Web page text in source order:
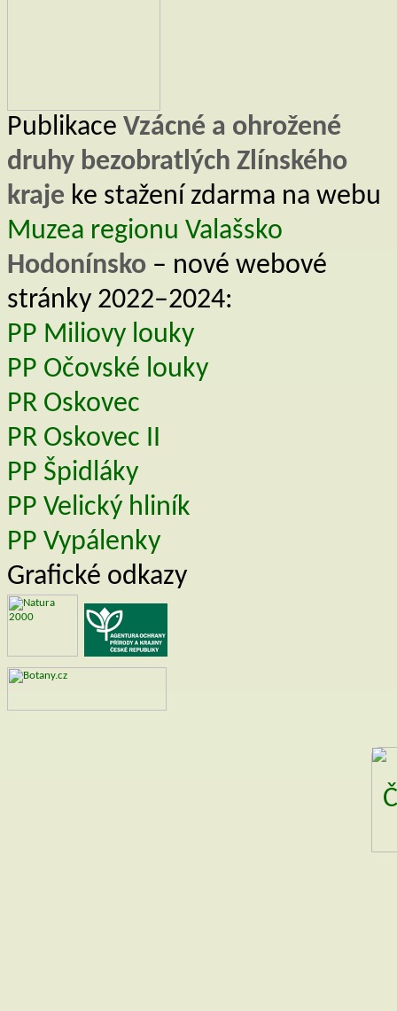
Publikace Vzácné a ohrožené
druhy bezobratlých Zlínského
kraje ke stažení zdarma na webu
Muzea regionu Valašsko
Hodonínsko – nové webové
stránky 2022–2024:
PP Miliovy louky
PP Očovské louky
PR Oskovec
PR Oskovec II
PP Špidláky
PP Velický hliník
PP Vypálenky
Grafické odkazy